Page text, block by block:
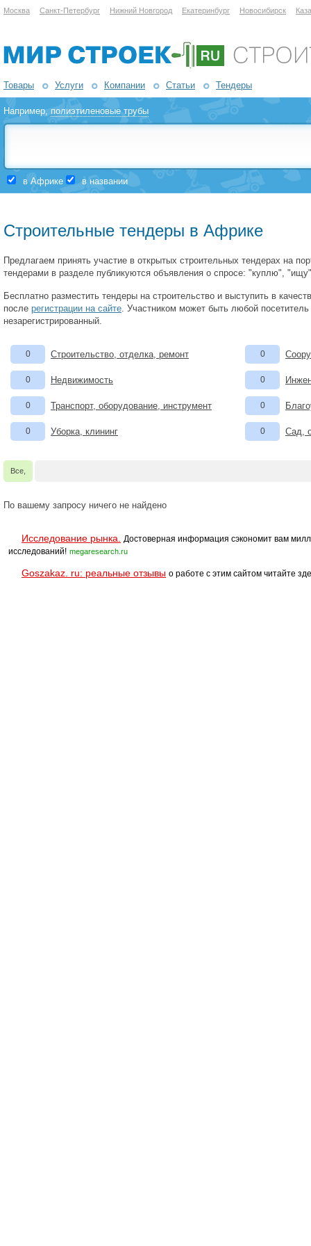
Москва Санкт-Петербург Нижний Новгород Екатеринбург Новосибирск
Товары Услуги Компании Статьи Тендеры
Например,полиэтиленовые трубы
в Африке в названии
Строительные тендеры в Африке
Предлагаем принять участие в открытых строительных тендерах на
тендерами в разделе публикуются объявления о спросе: "куплю",
Бесплатно разместить тендеры на строительство и выступить в
после регистрации на сайте. Участником может быть любой
незарегистрированный.
0 Строительство, отделка, ремонт
0 Недвижимость
0 Транспорт, оборудование, инструмент
0 Уборка, клининг
0
0
0
0 Сад,
Все,
По вашему запросу ничего не найдено
Исследование рынка.
Достоверная информация сэкономит вам
исследований! megaresearch.ru
Goszakaz. ru: реальные отзывы о работе с этим сайтом читайте